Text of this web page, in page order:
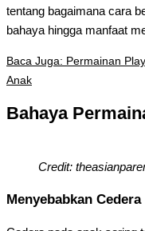
tentang bagaimana cara
bahaya hingga manfaat
Baca Juga: Permainan
Anak
Bahaya
Credit:
Menyebabkan